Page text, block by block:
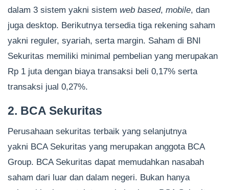
dalam 3 sistem yakni sistem web based, mobile, dan
juga desktop. Berikutnya tersedia tiga rekening saham
yakni reguler, syariah, serta margin. Saham di BNI
Sekuritas memiliki minimal pembelian yang merupakan
Rp 1 juta dengan biaya transaksi beli 0,17% serta
transaksi jual 0,27%.
2. BCA Sekuritas
Perusahaan sekuritas terbaik yang selanjutnya
yakni BCA Sekuritas yang merupakan anggota BCA
Group. BCA Sekuritas dapat memudahkan nasabah
saham dari luar dan dalam negeri. Bukan hanya